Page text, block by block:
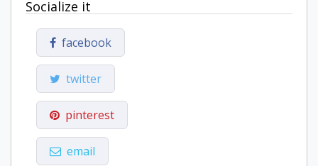
Socialize it
facebook
twitter
pinterest
email